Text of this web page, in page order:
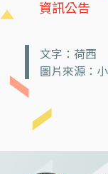
資訊公告
文字：荷西
圖片來源：